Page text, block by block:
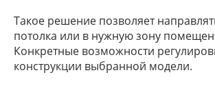
Такое решение позволяет
потолка или в нужную зону
Конкретные возможности
конструкции выбранной модели.